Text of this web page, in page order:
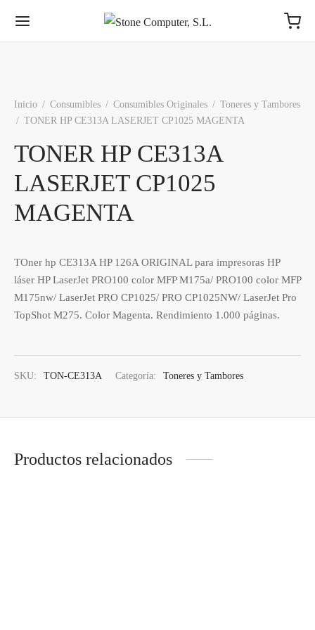
Inicio / Consumibles / Consumibles Originales / Toneres y Tambores
/ TONER HP CE313A LASERJET CP1025 MAGENTA
TONER HP CE313A
LASERJET CP1025
MAGENTA
TOner hp CE313A HP 126A ORIGINAL para impresoras HP
láser HP LaserJet PRO100 color MFP M175a/ PRO100 color MFP
M175nw/ LaserJet PRO CP1025/ PRO CP1025NW/ LaserJet Pro
TopShot M275. Color Magenta. Rendimiento 1.000 páginas.
SKU: TON-CE313A Categoría: Toneres y Tambores
Productos relacionados